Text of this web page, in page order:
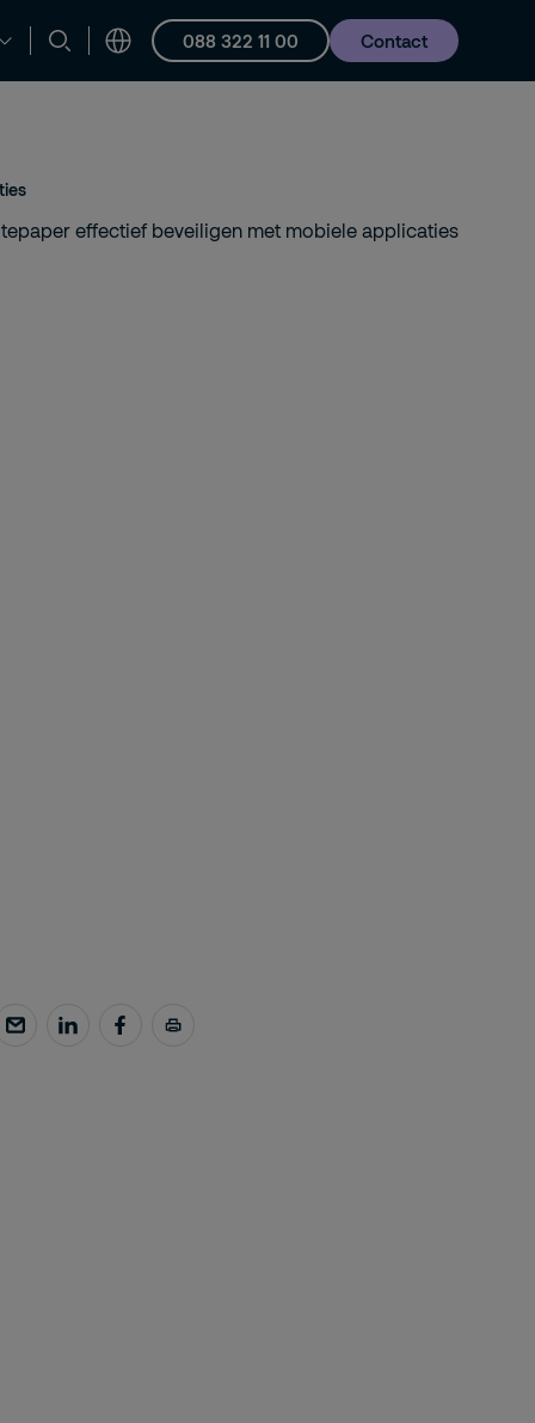
088 322 11 00 Contact
ondersteuning Vacatures